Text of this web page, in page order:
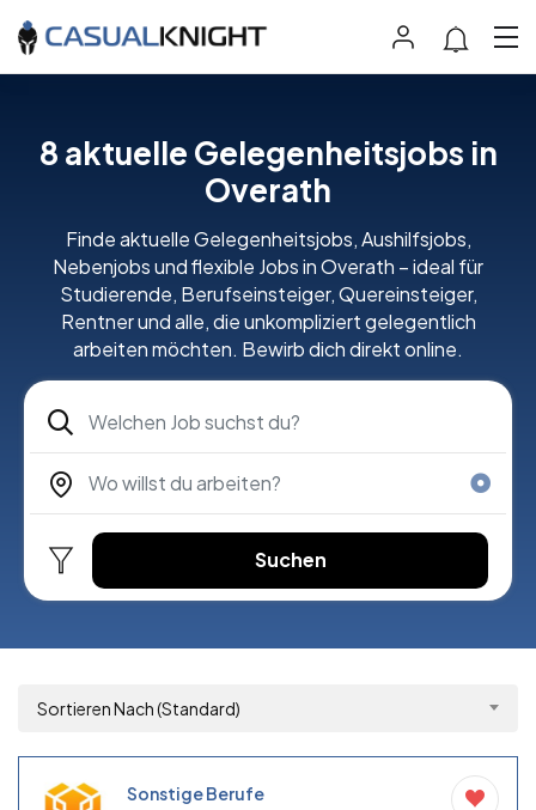
8 aktuelle Gelegenheitsjobs in
Overath
Finde aktuelle Gelegenheitsjobs, Aushilfsjobs,
Nebenjobs und flexible Jobs in Overath – ideal für
Studierende, Berufseinsteiger, Quereinsteiger,
Rentner und alle, die unkompliziert gelegentlich
arbeiten möchten. Bewirb dich direkt online.
Suchen
Sortieren Nach (Standard)
Sonstige Berufe